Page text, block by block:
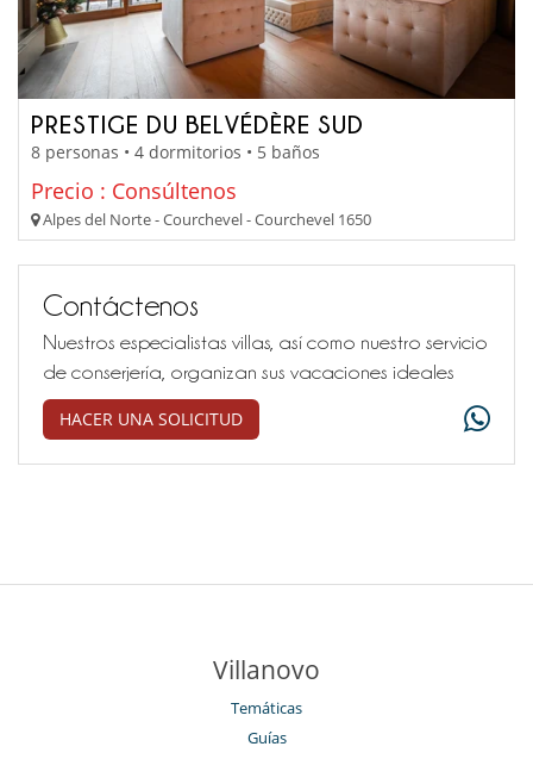
PRESTIGE DU BELVÉDÈRE SUD
8 personas • 4 dormitorios • 5 baños
Precio : Consúltenos
Alpes del Norte - Courchevel - Courchevel 1650
Contáctenos
Nuestros especialistas villas, así como nuestro servicio
de conserjería, organizan sus vacaciones ideales
HACER UNA SOLICITUD
Villanovo
Temáticas
Guías